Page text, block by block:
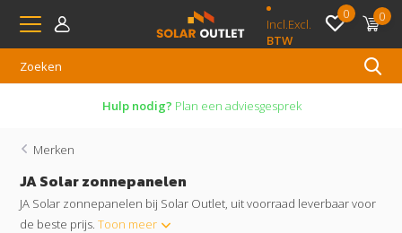
Incl.Excl.
BTW
0 0
Hulp nodig? Plan een adviesgesprek
Merken
JA Solar zonnepanelen
JA Solar zonnepanelen bij Solar Outlet, uit voorraad leverbaar voor
de beste prijs.Toon meer